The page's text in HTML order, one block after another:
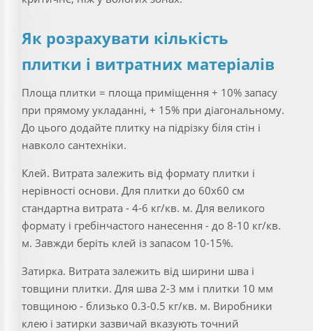
Як розрахувати кількість
плитки і витратних матеріалів
Площа плитки = площа приміщення + 10% запасу
при прямому укладанні, + 15% при діагональному.
До цього додайте плитку на підрізку біля стін і
навколо сантехніки.
Клей. Витрата залежить від формату плитки і
нерівності основи. Для плитки до 60х60 см
стандартна витрата - 4-6 кг/кв. м. Для великого
формату і гребінчастого нанесення - до 8-10 кг/кв.
м. Завжди беріть клей із запасом 10-15%.
Затирка. Витрата залежить від ширини шва і
товщини плитки. Для шва 2-3 мм і плитки 10 мм
товщиною - близько 0.3-0.5 кг/кв. м. Виробники
клею і затирки зазвичай вказують точний